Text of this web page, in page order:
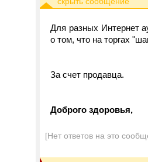
Для разных Интернет
о том, что на торгах
За счет продавца.
Доброго здоровья,
[Нет ответов на это